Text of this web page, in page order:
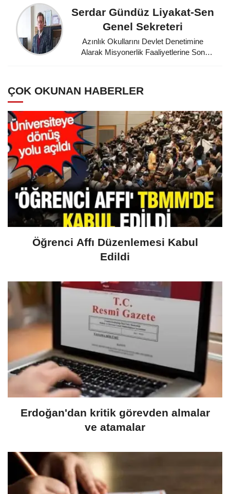
Serdar Gündüz Liyakat-Sen
Genel Sekreteri
Azınlık Okullarını Devlet Denetimine
Alarak Misyonerlik Faaliyetlerine Son
ÇOK OKUNAN HABERLER
Öğrenci Affı Düzenlemesi Kabul
Edildi
Erdoğan'dan kritik görevden almalar
ve atamalar